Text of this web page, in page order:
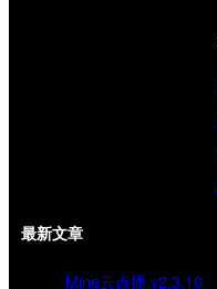
最新文章
Mine云点播 v2.3.10